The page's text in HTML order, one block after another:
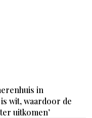
in
wit, waardoor de
uitkomen’